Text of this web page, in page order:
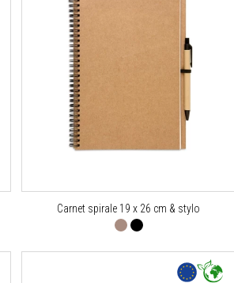
Carnet spirale 19 x 26 cm & stylo